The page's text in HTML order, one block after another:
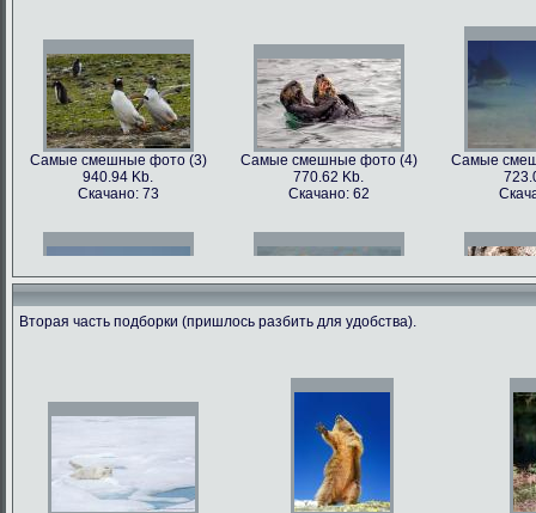
Самые смешные фото (3)
940.94 Kb.
Скачано: 73
Самые смешные фото (4)
770.62 Kb.
Скачано: 62
Самые
Вторая часть подборки (пришлось разбить для удобства).